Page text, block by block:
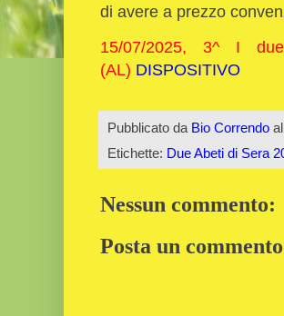
di avere a prezzo
15/07/2025, 3^ I
(AL) DISPOSITIVO
Pubblicato da Bio Correndo
Etichette: Due Abeti di Sera
Nessun commento:
Posta un commento